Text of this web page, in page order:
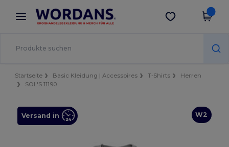
× Wordans App
Bessere Preise in der App!
App holen
Startseite Basic Kleidung | Accessoires T-Shirts
Herren
SOL'S 11190
W2
Versand in